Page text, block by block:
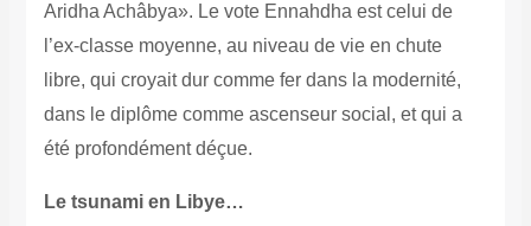
Aridha Achâbya». Le vote Ennahdha est celui de
l’ex-classe moyenne, au niveau de vie en chute
libre, qui croyait dur comme fer dans la modernité,
dans le diplôme comme ascenseur social, et qui a
été profondément déçue.
Le tsunami en Libye…